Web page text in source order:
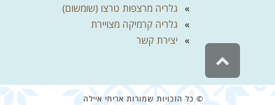
גלריה מרצפות טרצו (שומשום)
גלריה קרמיקה מצויירת
יצירת קשר
© כל הזכויות שמורות אריחי איילה
לראש
העמוד